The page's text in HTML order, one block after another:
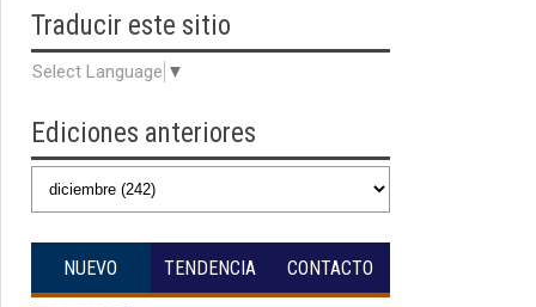
Traducir este sitio
Select Language ▼
Ediciones anteriores
NUEVO TENDENCIA CONTACTO